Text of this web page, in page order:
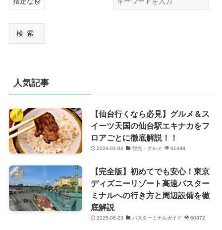
検索
人気記事
【仙台行くなら必見】グルメ＆ス
イーツ天国の仙台駅エキナカをフ
ロアごとに徹底解説！！
2024-01-04 観光・グルメ 61498
【完全版】初めてでも安心！東京
ディズニーリゾート高速バスター
ミナルへの行き方と周辺設備を徹
底解説
2025-06-23 バスターミナルガイド 60372